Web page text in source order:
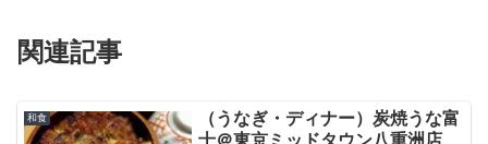
関連記事
和食
（うなぎ・ディナー）炭焼うな富